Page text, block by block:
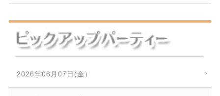
2026年08月07日(金）